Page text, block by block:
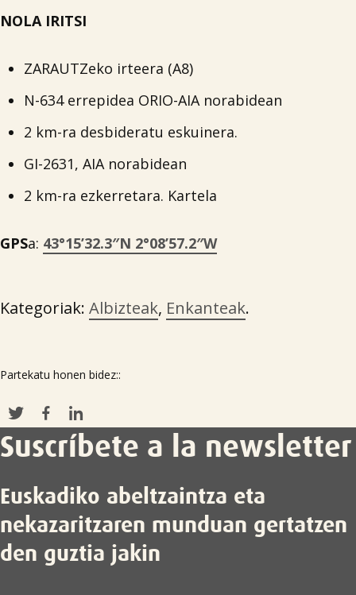
NOLA IRITSI
ZARAUTZeko irteera (A8)
N-634 errepidea ORIO-AIA norabidean
2 km-ra desbideratu eskuinera.
GI-2631, AIA norabidean
2 km-ra ezkerretara. Kartela
GPSa: 43°15’32.3″N 2°08’57.2″W
Kategoriak: Albizteak, Enkanteak.
Partekatu honen bidez::
Suscríbete a la newsletter
Euskadiko abeltzaintza eta
nekazaritzaren munduan gertatzen
den guztia jakin